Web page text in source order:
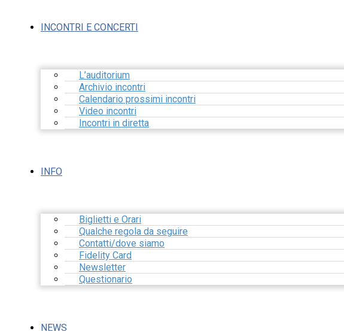
INCONTRI E CONCERTI
L’auditorium
Archivio incontri
Calendario prossimi incontri
Video incontri
Incontri in diretta
INFO
Biglietti e Orari
Qualche regola da seguire
Contatti/dove siamo
Fidelity Card
Newsletter
Questionario
NEWS